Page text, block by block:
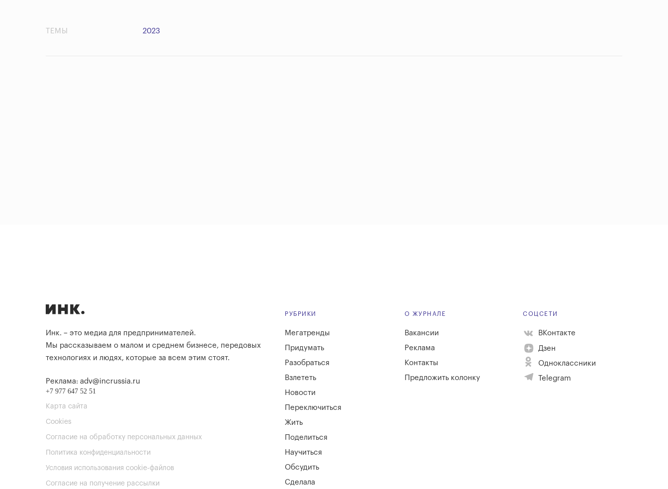
ТЕМЫ 2023
Инк. – это медиа для предпринимателей.
Мы рассказываем о малом и среднем бизнесе, передовых
технологиях и людях, которые за всем этим стоят.
Реклама: adv@incrussia.ru
+7 977 647 52 51
Карта сайта
Cookies
Согласие на обработку персональных данных
Политика конфиденциальности
Условия использования cookie-файлов
Согласие на получение рассылки
РУБРИКИ
Мегатренды
Придумать
Разобраться
Взлететь
Новости
Переключиться
Жить
Поделиться
Научиться
Обсудить
Сделала
О ЖУРНАЛЕ
Вакансии
Реклама
Контакты
Предложить колонку
СОЦСЕТИ
ВКонтакте
Дзен
Одноклассники
Telegram